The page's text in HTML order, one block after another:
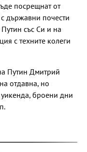
посрещнат от
държавни почести
със Си и на
с техните колеги
Путин Дмитрий
отдавна, но
броени дни